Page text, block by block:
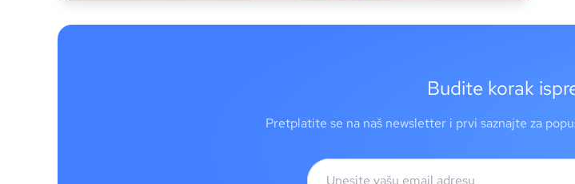
Budite korak
Pretplatite se na naš newsletter i prvi saznajte za